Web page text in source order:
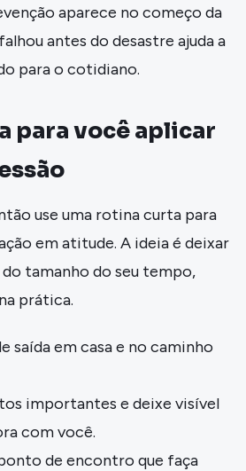
aparece no começo da
antes do desastre ajuda a
para o cotidiano.
para você aplicar
use uma rotina curta para
em atitude. A ideia é deixar
tamanho do seu tempo,
prática.
saída em casa e no caminho
importantes e deixe visível
com você.
de encontro que faça